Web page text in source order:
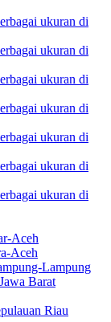
ukuran di
ukuran di
ukuran di
ukuran di
ukuran di
ukuran di
ukuran di
Aceh
Aceh
Lampung
Barat
Riau